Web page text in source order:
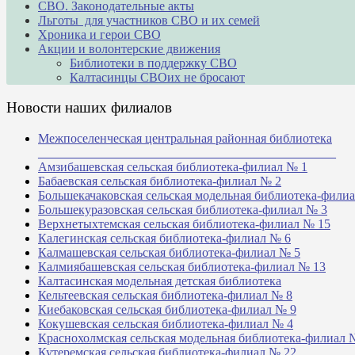
СВО. Законодательные акты
Льготы для участников СВО и их семей
Хроника и герои СВО
Акции и волонтерские движения
Библиотеки в поддержку СВО
Калтасинцы СВОих не бросают
Новости наших филиалов
Межпоселенческая центральная районная библиотека
Амзибашевская сельская библиотека-филиал № 1
Бабаевская сельская библиотека-филиал № 2
Большекачаковская сельская модельная библиотека-
Большекуразовская сельская библиотека-филиал № 3
Верхнетыхтемская сельская библиотека-филиал № 15
Калегинская сельская библиотека-филиал № 6
Калмашевская сельская библиотека-филиал № 5
Калмиябашевская сельская библиотека-филиал № 13
Калтасинская модельная детская библиотека
Кельтеевская сельская библиотека-филиал № 8
Киебаковская сельская библиотека-филиал № 9
Кокушевская сельская библиотека-филиал № 4
Краснохолмская сельская модельная библиотека-филиал